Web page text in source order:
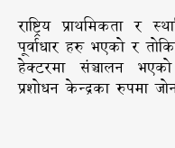
राष्ट्रिय प्राथमिकता र
पूर्वाधार हरु भएको र
हेक्टरमा संञ्चालन
प्रशोधन केन्द्रका रुपमा